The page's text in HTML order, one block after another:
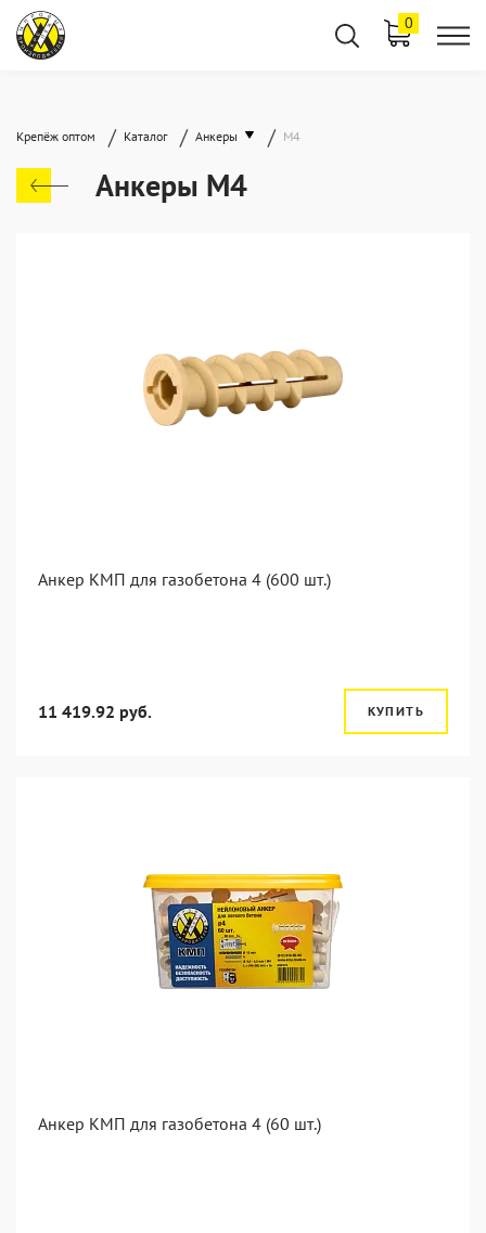
0
Крепёж оптом / Каталог / Анкеры / М4
Анкеры М4
Анкер КМП для газобетона 4 (600 шт.)
11 419.92 руб. КУПИТЬ
Анкер КМП для газобетона 4 (60 шт.)